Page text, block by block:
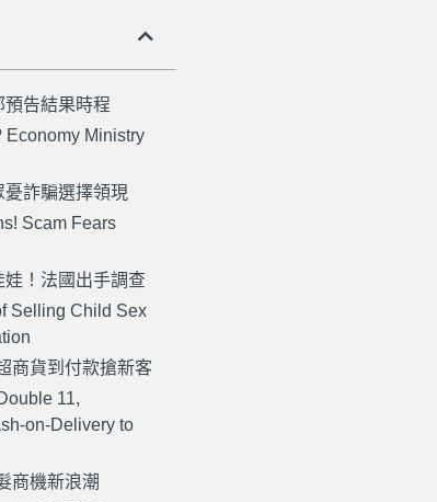
告結果時程
Economy Ministry
詐騙選擇領現
Scam Fears
！法國出手調查
Selling Child Sex
商貨到付款搶新客
11,
on-Delivery to
商機新浪潮